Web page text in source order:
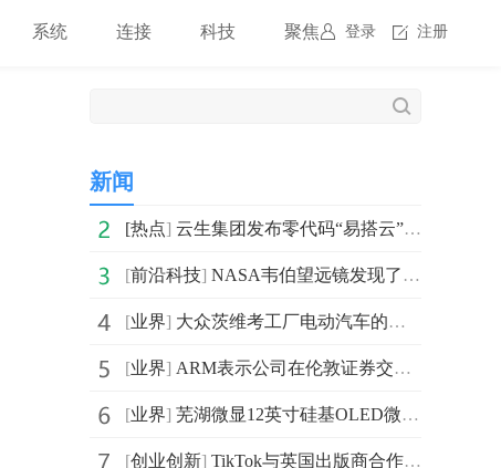
登录 注册
系统 连接 科技 聚焦
新闻
[热点] 云生集团发布零代码“易搭云”,助企业构建敏捷数字实践力
[前沿科技] NASA韦伯望远镜发现了宇宙大爆炸后最早形成的星系之一
[业界] 大众茨维考工厂电动汽车的周产量在本月创下了新高 5天生
[业界] ARM表示公司在伦敦证券交易所的上市时间将推迟到2023年晚
[业界] 芜湖微显12英寸硅基OLED微显示模组项目封顶 预计明年年
[创业创新] TikTok与英国出版商合作 用户首次能够通过TikTok直接购买书籍